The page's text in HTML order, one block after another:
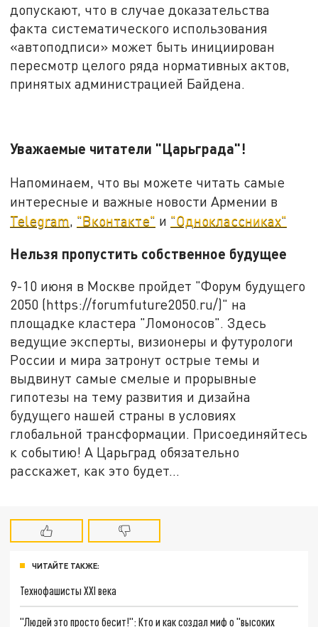
допускают, что в случае доказательства
факта систематического использования
«автоподписи» может быть инициирован
пересмотр целого ряда нормативных актов,
принятых администрацией Байдена.
Уважаемые читатели "Царьграда"!
Напоминаем, что вы можете читать самые
интересные и важные новости Армении в
Telegram, "Вконтакте" и "Одноклассниках"
Нельзя пропустить собственное будущее
9-10 июня в Москве пройдет "Форум будущего
2050 (https://forumfuture2050.ru/)" на
площадке кластера "Ломоносов". Здесь
ведущие эксперты, визионеры и футурологи
России и мира затронут острые темы и
выдвинут самые смелые и прорывные
гипотезы на тему развития и дизайна
будущего нашей страны в условиях
глобальной трансформации. Присоединяйтесь
к событию! А Царьград обязательно
расскажет, как это будет...
ЧИТАЙТЕ ТАКЖЕ:
Технофашисты XXI века
"Людей это просто бесит!": Кто и как создал миф о "высоких